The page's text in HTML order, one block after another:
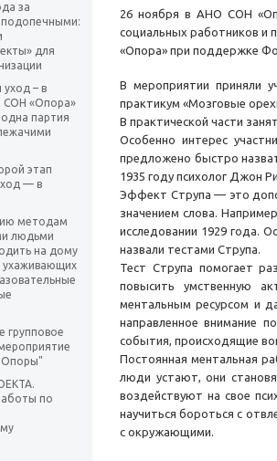
за
для
уход – в
«Опора»
партия
этап
— в
методам
людьми
на дому
ухаживающих
групповое
по
26 ноября в АНО СОН
социальных работников
«Опора» при поддержке
В мероприятии приняли
практикум «Мозговые
В практической части
Особенно интерес
предложено быстро
1935 году психолог Джон
Эффект Струпа — это
значением слова.
исследовании 1929 года.
назвали тестами Струпа.
Тест Струпа помогает
повысить умственную
ментальным ресурсом и
направленное внимание
события, происходящие
Постоянная ментальная
люди устают, они
воздействуют на свое
научиться бороться с
с окружающими.